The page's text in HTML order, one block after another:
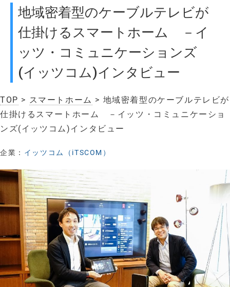
地域密着型のケーブルテレビが
仕掛けるスマートホーム －イ
ッツ・コミュニケーションズ
(イッツコム)インタビュー
TOP > スマートホーム > 地域密着型のケーブルテレビが
仕掛けるスマートホーム －イッツ・コミュニケーショ
ンズ(イッツコム)インタビュー
企業： イッツコム（iTSCOM）